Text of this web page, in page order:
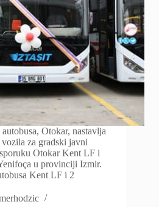
Otokar, nastavlja
za gradski javni
Otokar Kent LF i
u provinciji Izmir.
Kent LF i 2